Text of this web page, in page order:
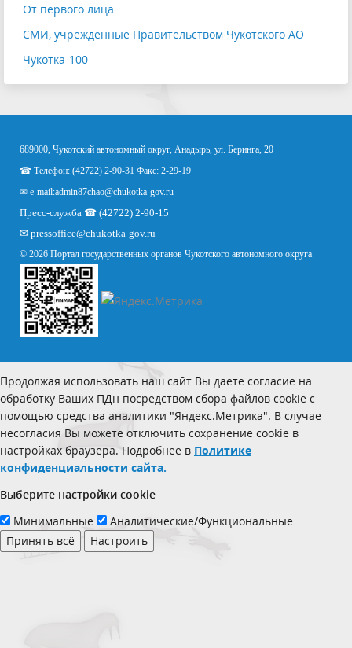
От первого лица
СМИ, учрежденные Правительством Чукотского АО
Чукотка-100
689000, Чукотский автономный округ, Анадырь, ул. Беринга, 20
☎ Телефон: (42722) 2-90-31 Факс: 2-29-19
✉ e-mail:admin87chao@chukotka-gov.ru
Пресс-служба ☎ (42722) 2-90-15
✉ pressoffice@chukotka-gov.ru
© 2026 Портал государственных органов Чукотского автономного округа
Продолжая использовать наш сайт Вы даете согласие на
обработку Ваших ПДн посредством сбора файлов cookie с
помощью средства аналитики "Яндекс.Метрика". В случае
несогласия Вы можете отключить сохранение cookie в
настройках браузера. Подробнее в Политике
конфиденциальности сайта.
Выберите настройки cookie
Минимальные
Аналитические/Функциональные
Принять всё
Настроить